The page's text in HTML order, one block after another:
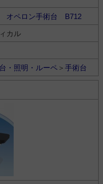
オペロン手術台 B712
カル
・照明・ルーペ＞ 手術台